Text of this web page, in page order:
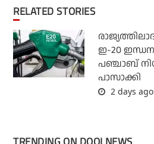
RELATED STORIES
ഇ-20
പഞ്ചാബ്
പാസാക്കി
2 days ago